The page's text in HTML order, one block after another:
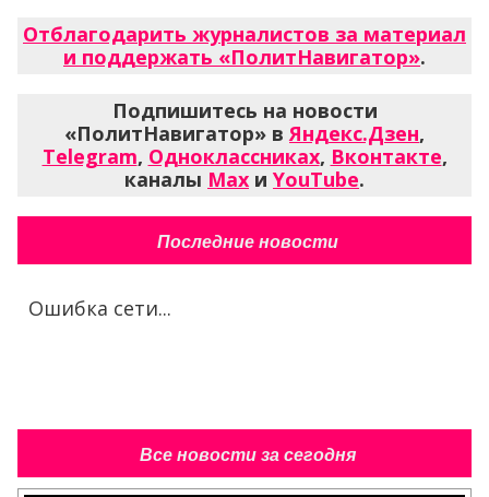
Отблагодарить журналистов за материал
и поддержать «ПолитНавигатор».
Подпишитесь на новости
«ПолитНавигатор» вЯндекс.Дзен,
Telegram, Одноклассниках, Вконтакте,
каналы Max и YouTube.
Последние новости
Ошибка сети...
Все новости за сегодня